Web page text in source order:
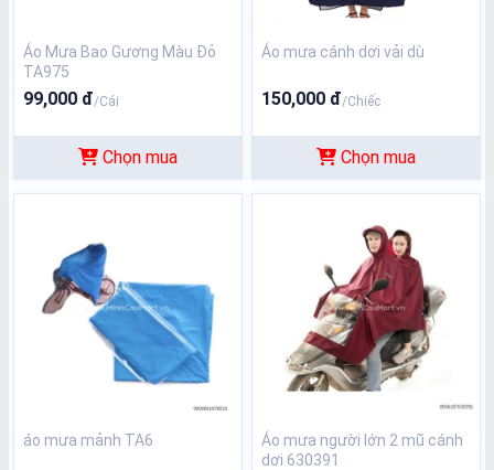
Áo Mưa Bao Gương Màu Đỏ
TA975
99,000 đ/Cái
Chọn mua
Áo mưa cánh dơi vải dù
150,000 đ/Chiếc
Chọn mua
áo mưa mảnh TA6
Áo mưa người lớn 2 mũ cánh
dơi 630391